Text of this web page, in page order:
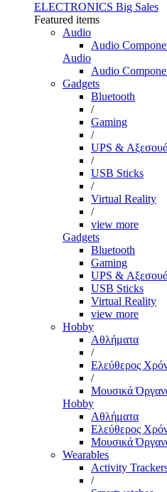
ELECTRONICS Big Sales
Featured items
Audio
Audio
Audio
Audio
Gadgets
Bluetooth
/
Gaming
/
UPS &
/
USB Sticks
/
Virtual Reality
/
view more
Gadgets
Bluetooth
Gaming
UPS &
USB Sticks
Virtual Reality
view more
Hobby
Αθλήματα
/
Ελεύθερος
/
Μουσικά
Hobby
Αθλήματα
Ελεύθερος
Μουσικά
Wearables
Activity
/